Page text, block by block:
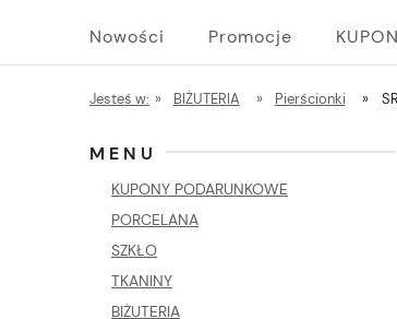
Nowości Promocje
Jesteś w: » BIŻUTERIA » Pierścionki »
MENU
KUPONY PODARUNKOWE
PORCELANA
SZKŁO
TKANINY
BIŻUTERIA